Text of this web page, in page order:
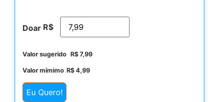
Doar R$
Valor sugerido R$ 7,99
Valor mímimo R$ 4,99
Eu Quero!